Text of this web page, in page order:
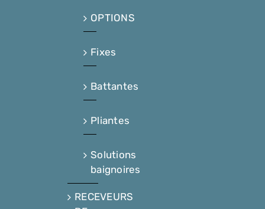
OPTIONS
Fixes
Battantes
Pliantes
Solutions
baignoires
RECEVEURS